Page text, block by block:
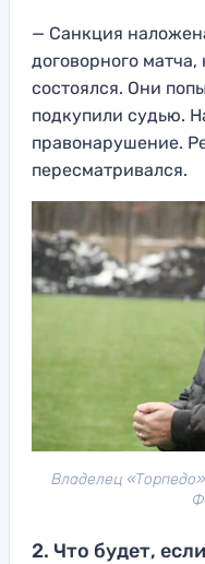
— Санкция
договорного
состоялся. Они
подкупили судью.
правонарушение.
пересматривался.
Владелец
2. Что будет,